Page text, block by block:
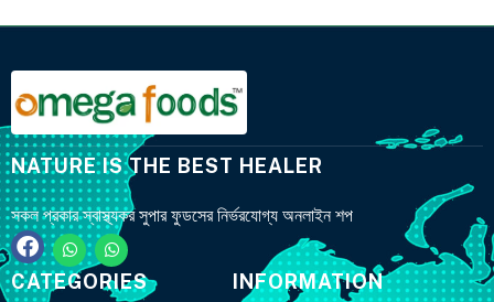
NATURE IS THE BEST HEALER
সকল প্রকার স্বাস্থ্যকর সুপার ফুডসের নির্ভরযোগ্য অনলাইন শপ
CATEGORIES INFORMATION